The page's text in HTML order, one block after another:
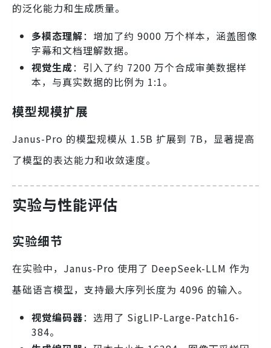
的泛化能力和生成质量。
多模态理解：增加了约 9000 万个样本，涵盖图像
字幕和文档理解数据。
视觉生成：引入了约 7200 万个合成审美数据样
本，与真实数据的比例为 1:1。
模型规模扩展
Janus-Pro 的模型规模从 1.5B 扩展到 7B，显著提高
了模型的表达能力和收敛速度。
实验与性能评估
实验细节
在实验中，Janus-Pro 使用了 DeepSeek-LLM 作为
基础语言模型，支持最大序列长度为 4096 的输入。
视觉编码器：选用了 SigLIP-Large-Patch16-
384。